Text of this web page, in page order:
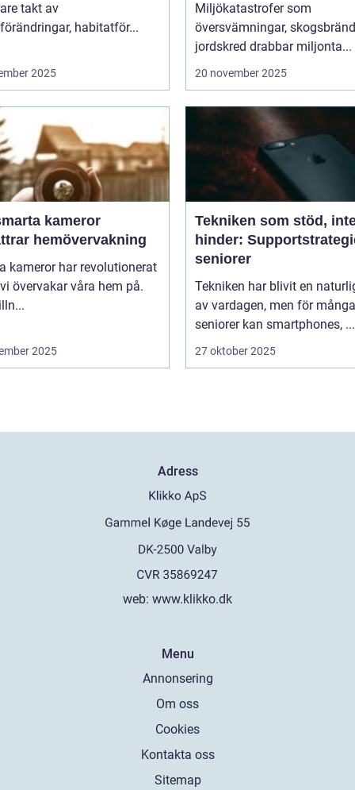
takt av
habitatför...
2025
Miljökatastrofer som
översvämningar,
jordskred drabbar miljonta...
20 november 2025
kameror
hemövervakning
kameror har revolutionerat
övervakar våra hem på.
2025
Tekniken som stöd,
hinder:
seniorer
Tekniken har blivit en
av vardagen, men för många
seniorer kan smartphones, ...
27 oktober 2025
Adress
web: www.klikko.dk
Menu
Annonsering
Om oss
Cookies
Kontakta oss
Sitemap